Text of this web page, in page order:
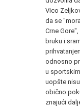
Vico
da se
Crne
bruku i
odnosno
u
uopšte
obično
znajući